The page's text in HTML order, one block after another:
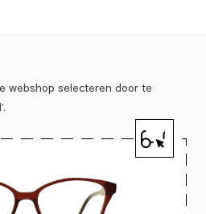
webshop selecteren door te